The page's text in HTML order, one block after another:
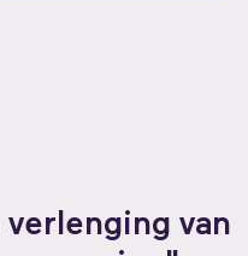
van